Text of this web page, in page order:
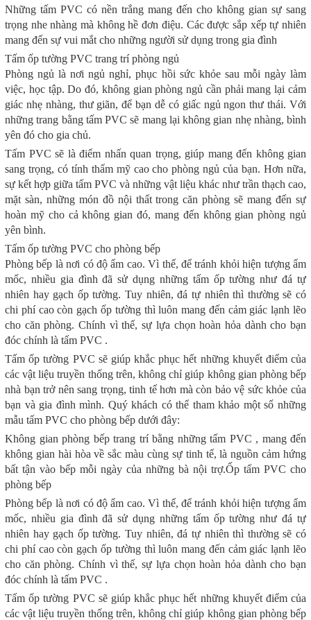
Những tấm PVC có nền trắng mang đến cho không gian sự sang
trọng nhe nhàng mà không hề đơn điệu. Các được sắp xếp tự nhiên
mang đến sự vui mắt cho những người sử dụng trong gia đình
Tấm ốp tường PVC trang trí phòng ngủ
Phòng ngủ là nơi ngủ nghỉ, phục hồi sức khỏe sau mỗi ngày làm
việc, học tập. Do đó, không gian phòng ngủ cần phải mang lại cảm
giác nhẹ nhàng, thư giãn, để bạn dễ có giấc ngủ ngon thư thái. Với
những trang bằng tấm PVC sẽ mang lại không gian nhẹ nhàng, bình
yên đó cho gia chủ.
Tấm PVC sẽ là điểm nhấn quan trọng, giúp mang đến không gian
sang trọng, có tính thẩm mỹ cao cho phòng ngủ của bạn. Hơn nữa,
sự kết hợp giữa tấm PVC và những vật liệu khác như trần thạch cao,
mặt sàn, những món đồ nội thất trong căn phòng sẽ mang đến sự
hoàn mỹ cho cả không gian đó, mang đến không gian phòng ngủ
yên bình.
Tấm ốp tường PVC cho phòng bếp
Phòng bếp là nơi có độ ẩm cao. Vì thế, để tránh khỏi hiện tượng ẩm
mốc, nhiều gia đình đã sử dụng những tấm ốp tường như đá tự
nhiên hay gạch ốp tường. Tuy nhiên, đá tự nhiên thì thường sẽ có
chi phí cao còn gạch ốp tường thì luôn mang đến cảm giác lạnh lẽo
cho căn phòng. Chính vì thế, sự lựa chọn hoàn hỏa dành cho bạn
đóc chính là tấm PVC .
Tấm ốp tường PVC sẽ giúp khắc phục hết những khuyết điểm của
các vật liệu truyền thống trên, không chỉ giúp không gian phòng bếp
nhà bạn trở nên sang trọng, tinh tế hơn mà còn bảo vệ sức khỏe của
bạn và gia đình mình. Quý khách có thể tham khảo một số những
mẫu tấm PVC cho phòng bếp dưới đây:
Không gian phòng bếp trang trí bằng những tấm PVC , mang đến
không gian hài hòa về sắc màu cùng sự tinh tế, là nguồn cảm hứng
bất tận vào bếp mỗi ngày của những bà nội trợ.Ốp tấm PVC cho
phòng bếp
Phòng bếp là nơi có độ ẩm cao. Vì thế, để tránh khỏi hiện tượng ẩm
mốc, nhiều gia đình đã sử dụng những tấm ốp tường như đá tự
nhiên hay gạch ốp tường. Tuy nhiên, đá tự nhiên thì thường sẽ có
chi phí cao còn gạch ốp tường thì luôn mang đến cảm giác lạnh lẽo
cho căn phòng. Chính vì thế, sự lựa chọn hoàn hỏa dành cho bạn
đóc chính là tấm PVC .
Tấm ốp tường PVC sẽ giúp khắc phục hết những khuyết điểm của
các vật liệu truyền thống trên, không chỉ giúp không gian phòng bếp